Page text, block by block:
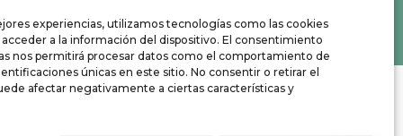
experiencias, utilizamos tecnologías como las cookies
acceder a la información del dispositivo. El consentimiento
nos permitirá procesar datos como el comportamiento de
únicas en este sitio. No consentir o retirar el
afectar negativamente a ciertas características y